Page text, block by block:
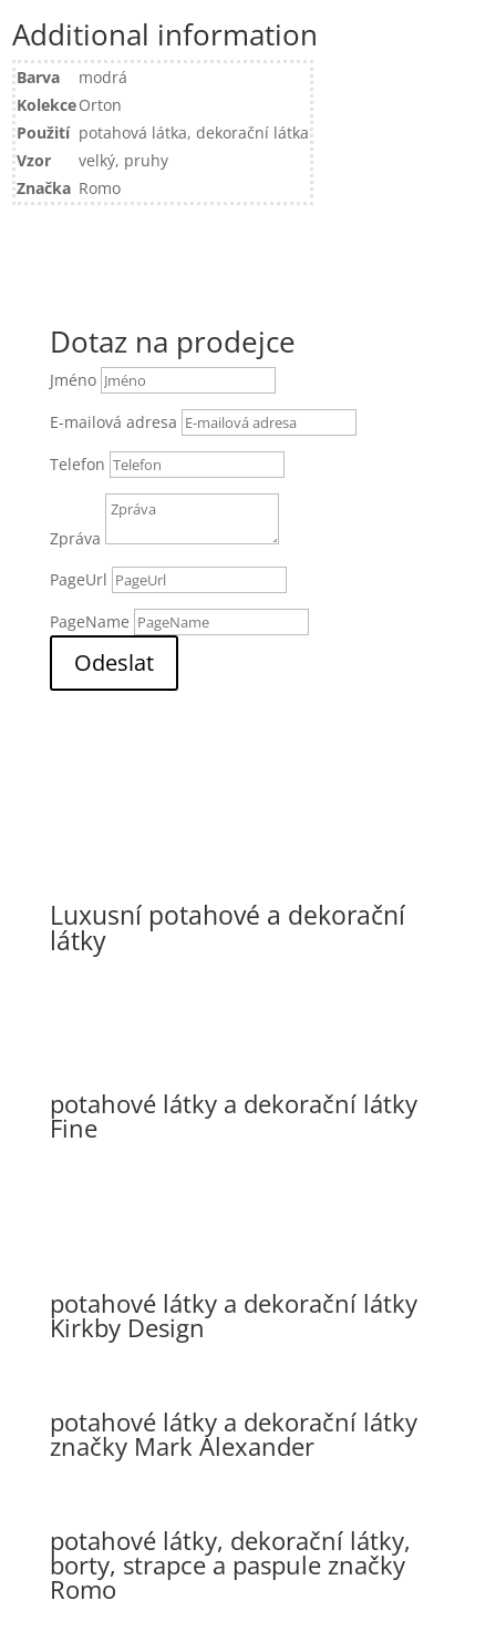
Additional information
Barva
modrá
KolekceOrton
Použití potahová látka, dekorační látka
Vzor
velký, pruhy
Značka Romo
Dotaz na prodejce
Jméno
E-mailová adresa
Telefon
Zpráva
PageUrl
PageName
Odeslat
Luxusní potahové a dekorační
látky
potahové látky a dekorační látky
Fine
potahové látky a dekorační látky
Kirkby Design
potahové látky a dekorační látky
značky Mark Alexander
potahové látky, dekorační látky,
borty, strapce a paspule značky
Romo